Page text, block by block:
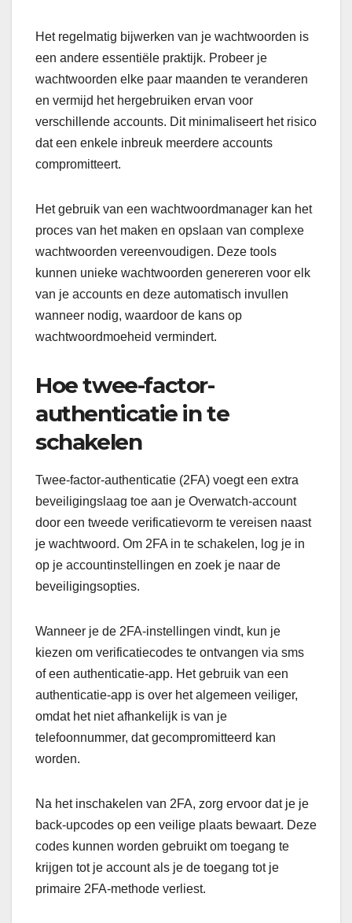
Het regelmatig bijwerken van je wachtwoorden is
een andere essentiële praktijk. Probeer je
wachtwoorden elke paar maanden te veranderen
en vermijd het hergebruiken ervan voor
verschillende accounts. Dit minimaliseert het risico
dat een enkele inbreuk meerdere accounts
compromitteert.
Het gebruik van een wachtwoordmanager kan het
proces van het maken en opslaan van complexe
wachtwoorden vereenvoudigen. Deze tools
kunnen unieke wachtwoorden genereren voor elk
van je accounts en deze automatisch invullen
wanneer nodig, waardoor de kans op
wachtwoordmoeheid vermindert.
Hoe twee-factor-
authenticatie in te
schakelen
Twee-factor-authenticatie (2FA) voegt een extra
beveiligingslaag toe aan je Overwatch-account
door een tweede verificatievorm te vereisen naast
je wachtwoord. Om 2FA in te schakelen, log je in
op je accountinstellingen en zoek je naar de
beveiligingsopties.
Wanneer je de 2FA-instellingen vindt, kun je
kiezen om verificatiecodes te ontvangen via sms
of een authenticatie-app. Het gebruik van een
authenticatie-app is over het algemeen veiliger,
omdat het niet afhankelijk is van je
telefoonnummer, dat gecompromitteerd kan
worden.
Na het inschakelen van 2FA, zorg ervoor dat je je
back-upcodes op een veilige plaats bewaart. Deze
codes kunnen worden gebruikt om toegang te
krijgen tot je account als je de toegang tot je
primaire 2FA-methode verliest.